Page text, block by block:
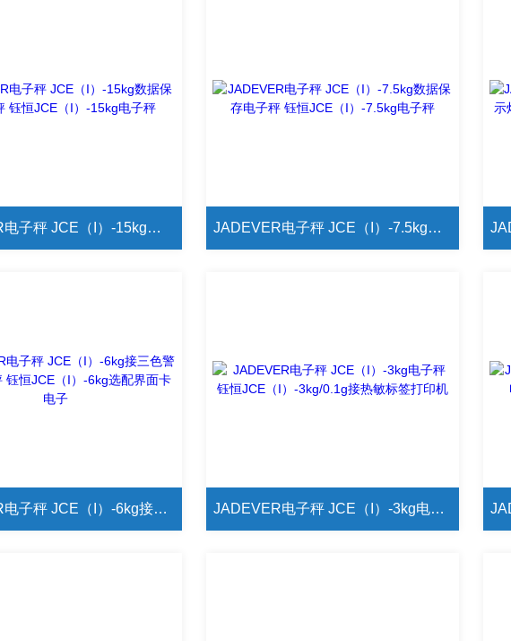
JADEVER电子秤 JCE（I）-15kg数据保存电子秤 钰恒JCE（I）-15kg电子秤 JADEVER电子秤 JCE（I）-7.5kg数据保存电子秤 钰恒JCE（I）-7.5kg电子秤
JADEVER电子秤 JCE（I）-6kg接三色警示灯电子秤 钰恒JCE（I）-6kg选配界面卡电子 JADEVER电子秤 JCE（I）-3kg电子秤 钰恒JCE（I）-3kg/0.1g接热敏标签打印机